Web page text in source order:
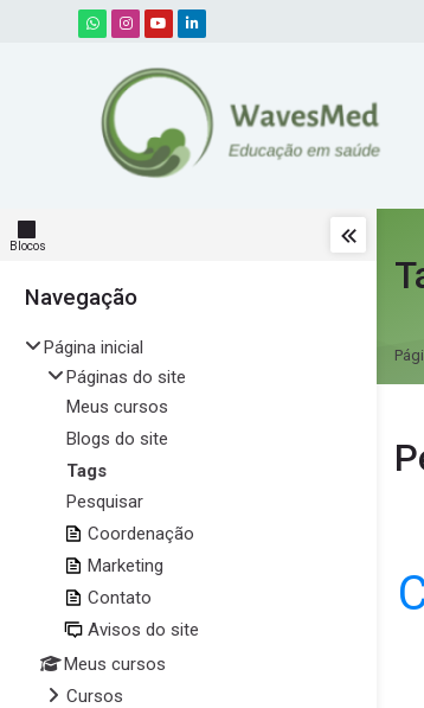
Skip to navigation
Skip to search form
Skip to login form
Ir para o conteúdo principal
Skip to accessibility options
Skip to footer
Skip accessibility options
Blocos
Pular Navegação
Navegação
Página inicial
Páginas do site
Meus cursos
Blogs do site
Tags
Pesquisar
Coordenação
Marketing
Contato
Avisos do site
Meus cursos
Cursos